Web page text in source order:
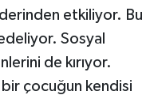
derinden etkiliyor. Bu
Sosyal
de kırıyor.
bir çocuğun kendisi